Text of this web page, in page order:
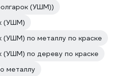
(УШМ))
(УШМ)
(УШМ) по металлу по краске
(УШМ) по дереву по краске
металлу